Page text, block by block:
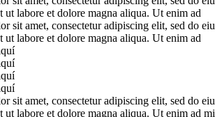
ut labore et dolore magna aliqua. Ut enim ad
sit amet, consectetur adipiscing elit, sed do
ut labore et dolore magna aliqua. Ut enim ad
sit amet, consectetur adipiscing elit, sed do
ut labore et dolore magna aliqua. Ut enim ad